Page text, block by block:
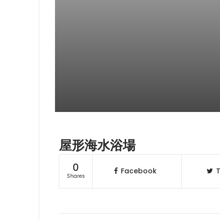
屋形海水浴場
0
Shares
Facebook